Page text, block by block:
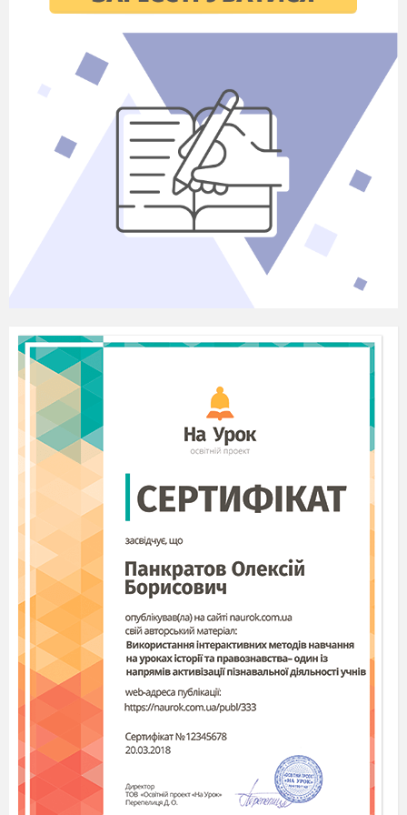
3+5+105+1960+1
000+1225+2+3+1934+20+216+1+1853+1=1
Конкурс капітанів на тему: «Творці
математики з України»
(запитання про математиків з України)
http://formula.co.ua/uploads/pdf/
https://docs.google.com/presentation/d/
hl=ru#slide=id.p4
аукові твориякого українського
прислужилися до винаходу
першого в світі електронного
культури нашого народу»?
(В.Й.Левицький)
Хто був
з фундаторів української
математичної культури на
західноукраїнських землях, дійсн
им
член
Наукового Товариства ім. Т.
Шевченка з 1927р.
? (М.О.Зарицький)
Він р
озв'язав п'яту узагальнену проблему
Гільберта, одну з найскладніших в
сучасній алгебрі. Важливі результати
дістав в теорії цифрових автоматів, в
галузі застосувань обчислювальної
техніки в керівництві виробничими
процесами та економіці. Під його
керівництвом були створені універсальні
електронно-обчислювальні машини
"Київ", "Дніпро", серії машин „Мир” та
інші ЕОМ.Хто це? (В.М.Глушков)
Він по праву вважався керівником школи
з нелінійної механіки, родоначальниками
якої в 30-ті роки ХХ сторіччя були
академіки М.М.Крилов та
М.М.Боголюбов. Він також автор більш
ніж 750 наукових праць, серед яких 53
монографії, виданих багатьма мовами